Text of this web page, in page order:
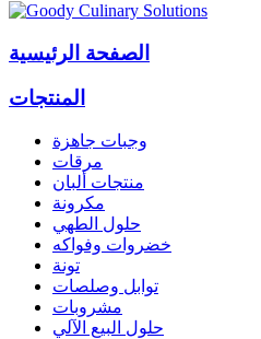
الصفحة الرئيسية
المنتجات
وجبات جاهزة
مرقات
منتجات ألبان
مكرونة
حلول الطهي
خضروات وفواكه
تونة
توابل وصلصات
مشروبات
حلول البيع الآلي